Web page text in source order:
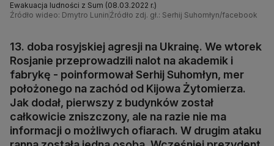
Ewakuacja ludności z Sum (08.03.2022 r.)
Źródło wideo: Dmytro Lunin Źródło zdj. gł.: Serhij Suhomłyn/facebook
13. doba rosyjskiej agresji na Ukrainę. We wtorek
Rosjanie przeprowadzili nalot na akademik i
fabrykę - poinformował Serhij Suhomłyn, mer
położonego na zachód od Kijowa Żytomierza.
Jak dodał, pierwszy z budynków został
całkowicie zniszczony, ale na razie nie ma
informacji o możliwych ofiarach. W drugim ataku